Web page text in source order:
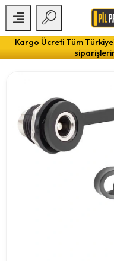
Kargo Ücreti Tüm